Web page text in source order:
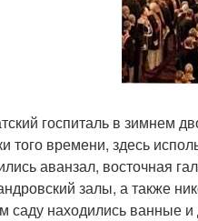
госпиталь в зимнем
того времени, здесь
аванзал, восточная
залы, а также
саду находились ванные